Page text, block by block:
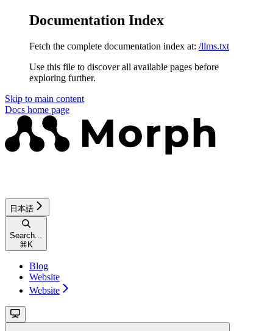
Documentation Index
Fetch the complete documentation index at: /llms.txt
Use this file to discover all available pages before
exploring further.
Skip to main content
Docs home page
日本語
Search...
⌘ K
Blog
Website
Website